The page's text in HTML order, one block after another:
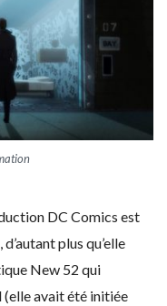
DC Comics est
plus qu’elle
New 52 qui
(elle avait été initiée